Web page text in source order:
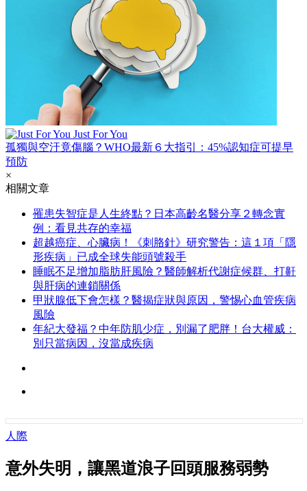
Just For You
孤獨與空汙竟傷腦？WHO最新６大指引：45%認知症可提早
預防
×
相關文章
罹患失智症是人生終點？日本高齡名醫分享２轉念實
例：看見共存的幸福
超越癌症、心臟病！《刺胳針》研究警告：這１項「隱
形疾病」已成全球失能頭號殺手
睡眠不足增加脂肪肝風險？醫師解析代謝症候群、打鼾
與肝病的連鎖關係
甲狀腺低下會怎樣？醫揭症狀與原因，警惕心血管疾病
風險
年紀大發福？中年防肌少症，別漏了肥胖！台大權威：
別只當病因，沒當成疾病
人際
意外失明，讓黑道浪子回頭服務弱勢